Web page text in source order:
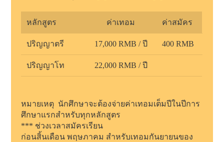
หลักสูตร ค่าเทอม ค่าสมัคร
ปริญญาตรี 17,000 RMB / ปี 400 RMB
ปริญญาโท 22,000 RMB / ปี
หมายเหตุ นักศึกษาจะต้องจ่ายค่าเทอมเต็มปีในปีการ
ศึกษาแรกสำหรับทุกหลักสูตร
*** ช่วงเวลาสมัครเรียน
ก่อนสิ้นเดือนพฤษภาคม สำหรับเทอมกันยายนของ